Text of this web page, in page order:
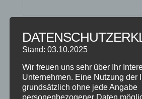
NEUESTE BEITRÄGE
SCHNUPPERTAG 2026
Abschlussball 2026
WEIHNACHTSFERIEN
Stand: 03.10.2025
Wir freuen uns sehr über Ihr
Unternehmen. Eine Nutzung der
grundsätzlich ohne jede Angabe
personenbezogener Daten